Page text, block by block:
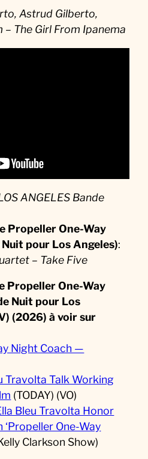
Astrud Gilberto,
The Girl From Ipanema
ANGELES Bande
Propeller One-Way
pour Los Angeles):
– Take Five
Propeller One-Way
Nuit pour Los
(2026) à voir sur
Night Coach —
Travolta Talk Working
(TODAY) (VO)
Bleu Travolta Honor
One-Way
Clarkson Show)